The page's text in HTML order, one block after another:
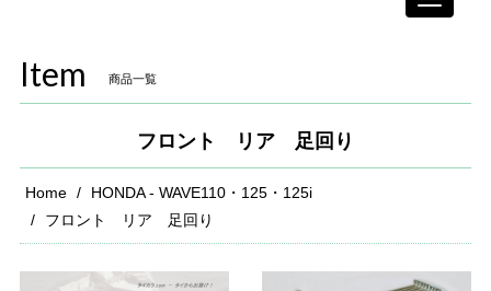
Toggle
Item 商品一覧
フロント リア 足回り
Home
HONDA - WAVE110・125・125i
フロント リア 足回り